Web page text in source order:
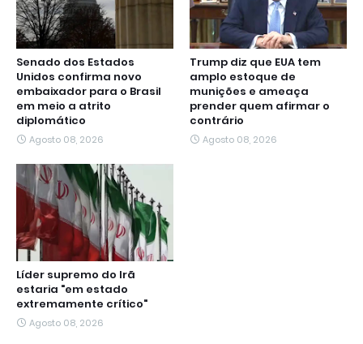
Senado dos Estados
Unidos confirma novo
embaixador para o Brasil
em meio a atrito
diplomático
Agosto 08, 2026
Trump diz que EUA tem
amplo estoque de
munições e ameaça
prender quem afirmar o
contrário
Agosto 08, 2026
Líder supremo do Irã
estaria "em estado
extremamente crítico"
Agosto 08, 2026